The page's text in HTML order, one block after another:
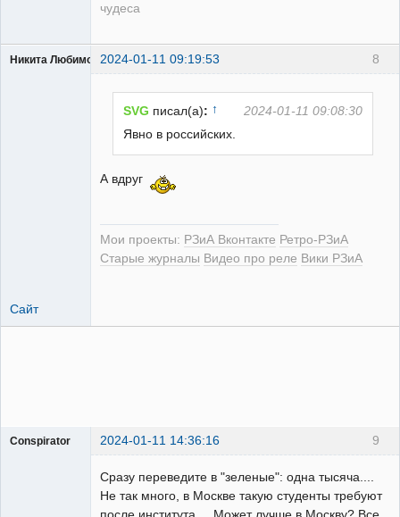
чудеса
8
Никита Любимов 2024-01-11 09:19:53
SVG писал(а): ↑
2024-01-11 09:08:30
Явно в российских.
А вдруг
Мои проекты: РЗиА Вконтакте Ретро-РЗиА
Старые журналы Видео про реле Вики РЗиА
Сайт
9
Conspirator 2024-01-11 14:36:16
Сразу переведите в "зеленые": одна тысяча....
Не так много, в Москве такую студенты требуют